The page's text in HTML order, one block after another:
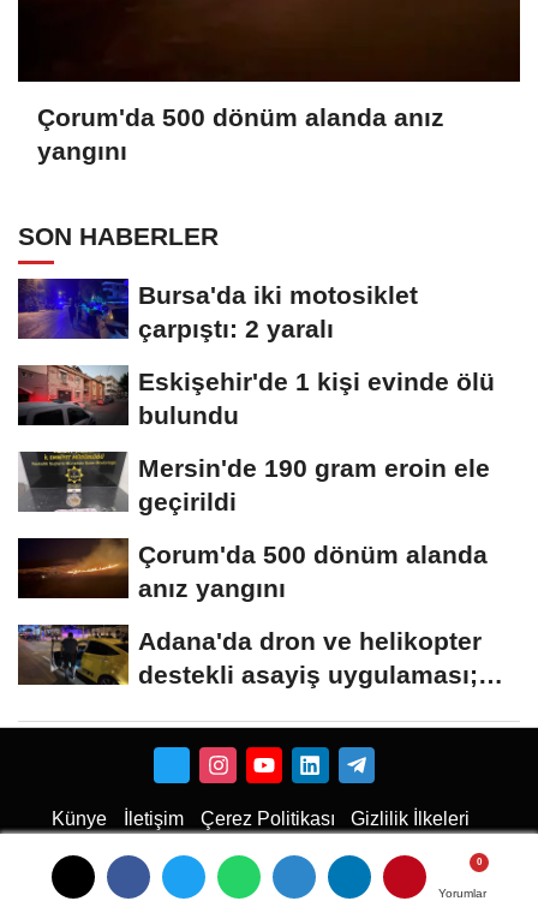
Yorumlar
Yorumlar
Yorumlar
Çorum'da 500 dönüm alanda anız
yangını
SON HABERLER
Bursa'da iki motosiklet
çarpıştı: 2 yaralı
Eskişehir'de 1 kişi evinde ölü
bulundu
Mersin'de 190 gram eroin ele
geçirildi
Çorum'da 500 dönüm alanda
anız yangını
Adana'da dron ve helikopter
destekli asayiş uygulaması;
Künye İletişim Çerez Politikası Gizlilik İlkeleri
Karaman Haber Haber Karaman Haber Karaman Web Tasarım Hukuki Haber
Karaman
Emlak
Karaman Çiçekci